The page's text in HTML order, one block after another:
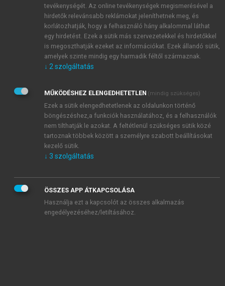
JELSZÓ ÚJRA
Kérek értesítést a MeRSZ újdonságairól, akcióiról.
Kérek értesítést az Akadémiai Kiadó Zrt. újdonságairól,
Adatkezelési tájékoztatóbanfoglaltakat tudomásul
veszem és elfogadom.
Általános vásárlási feltételeket, valamint a szotar.netés a
mersz.huoldalak licencszerződéseiben foglaltakat
tudomásul veszem és elfogadom.
KIPRÓBÁLOM
tevékenységét. Az online tevékenységek megismerésével a
hirdetők relevánsabb reklámokat jeleníthetnek meg, és
korlátozhatják, hogy a felhasználó hány alkalommal láthat
egy hirdetést. Ezek a sütik más szervezetekkel és hirdetőkkel
is megoszthatják ezeket az információkat. Ezek állandó sütik,
amelyek szinte mindig egy harmadik féltől származnak.
↓ 2 szolgáltatás
MŰKÖDÉSHEZ ELENGEDHETETLEN (mindig szükséges)
Ezek a sütik elengedhetetlenek az oldalunkon történő
böngészéshez,a funkciók használatához, és a felhasználók
nem tilthatják le azokat. A feltétlenül szükséges sütik közé
tartoznak többek között a személyre szabott beállításokat
kezelő sütik.
↓ 3 szolgáltatás
ÖSSZES APP ÁTKAPCSOLÁSA
Használja ezt a kapcsolót az összes alkalmazás
engedélyezéséhez/letiltásához.